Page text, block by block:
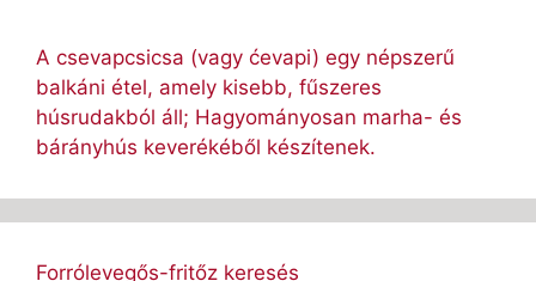
A csevapcsicsa (vagy ćevapi) egy népszerű
balkáni étel, amely kisebb, fűszeres
húsrudakból áll; Hagyományosan marha- és
bárányhús keverékéből készítenek.
Forrólevegős-fritőz keresés